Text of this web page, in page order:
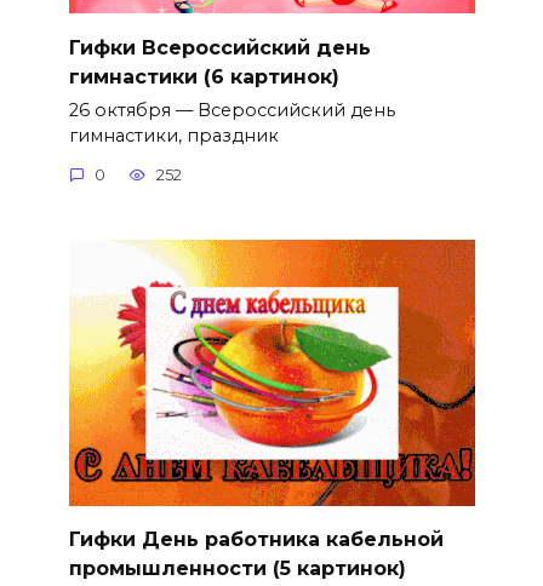
Гифки Всероссийский день
гимнастики (6 картинок)
26 октября — Всероссийский день
гимнастики, праздник
0 252
Гифки День работника кабельной
промышленности (5 картинок)